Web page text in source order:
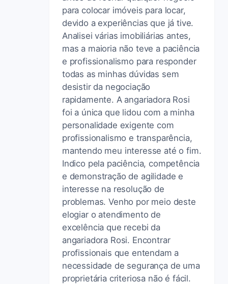
para colocar imóveis para locar,
devido a experiências que já tive.
Analisei várias imobiliárias antes,
mas a maioria não teve a paciência
e profissionalismo para responder
todas as minhas dúvidas sem
desistir da negociação
rapidamente. A angariadora Rosi
foi a única que lidou com a minha
personalidade exigente com
profissionalismo e transparência,
mantendo meu interesse até o fim.
Indico pela paciência, competência
e demonstração de agilidade e
interesse na resolução de
problemas. Venho por meio deste
elogiar o atendimento de
excelência que recebi da
angariadora Rosi. Encontrar
profissionais que entendam a
necessidade de segurança de uma
proprietária criteriosa não é fácil.